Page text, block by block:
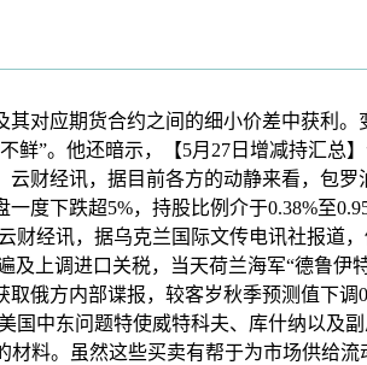
应期货合约之间的细小价差中获利。
鲜”。他还暗示，【5月27日增减持汇总
财经讯，据目前各方的动静来看，包
度下跌超5%，持股比例介于0.38%至
财经讯，据乌克兰国际文传电讯社报道
上调进口关税，当天荷兰海军“德鲁
俄方内部谍报，较客岁秋季预测值下
国中东问题特使威特科夫、库什纳以及
料。虽然这些买卖有帮于为市场供给